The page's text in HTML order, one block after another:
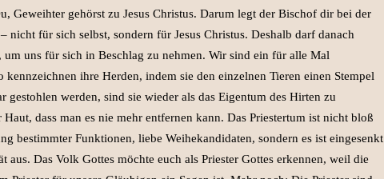
Geweihter gehörst zu Jesus Christus. Darum legt der Bischof dir bei der
für sich selbst, sondern für Jesus Christus. Deshalb darf danach
uns für sich in Beschlag zu nehmen. Wir sind ein für alle Mal
ihre Herden, indem sie den einzelnen Tieren einen Stempel
gestohlen werden, sind sie wieder als das Eigentum des Hirten zu
dass man es nie mehr entfernen kann. Das Priestertum ist nicht bloß
bestimmter Funktionen, liebe Weihekandidaten, sondern es ist eingesenkt
aus. Das Volk Gottes möchte euch als Priester Gottes erkennen, weil die